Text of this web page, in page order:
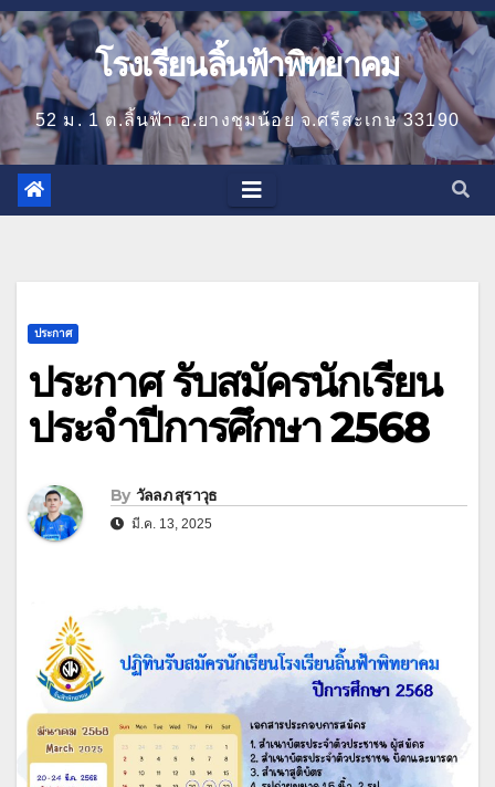
โรงเรียนลิ้นฟ้าพิทยาคม
52 ม. 1 ต.ลิ้นฟ้า อ.ยางชุมน้อย จ.ศรีสะเกษ 33190
ประกาศ
ประกาศ รับสมัครนักเรียน
ประจำปีการศึกษา 2568
By วัลลภ สุราวุธ
มี.ค. 13, 2025